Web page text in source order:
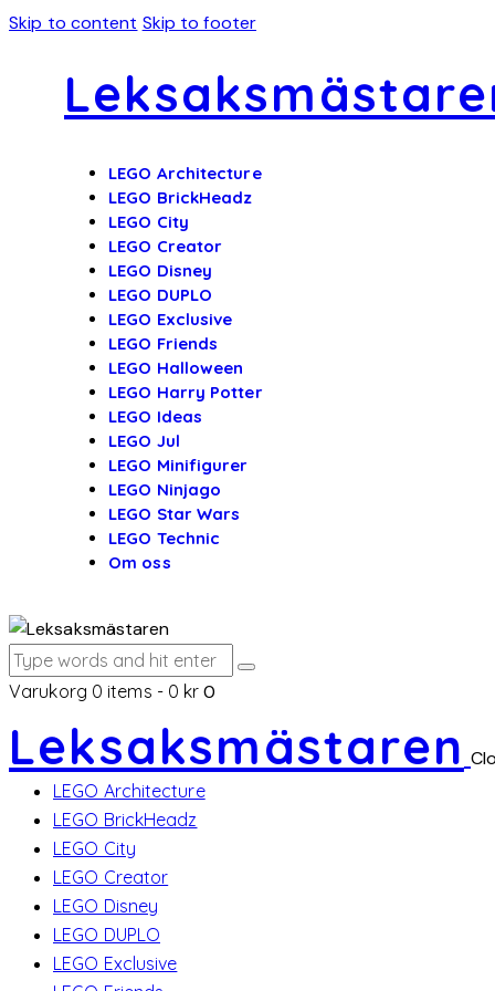
Skip to content Skip to footer
LEGO Architecture
LEGO BrickHeadz
LEGO City
LEGO Creator
LEGO Disney
LEGO DUPLO
LEGO Exclusive
LEGO Friends
LEGO Halloween
LEGO Harry Potter
LEGO Ideas
LEGO Jul
LEGO Minifigurer
LEGO Ninjago
LEGO Star Wars
LEGO Technic
Om oss
Varukorg 0 items - 0 kr 0
Leksaksmästaren
LEGO Architecture
LEGO BrickHeadz
LEGO City
LEGO Creator
LEGO Disney
LEGO DUPLO
LEGO Exclusive